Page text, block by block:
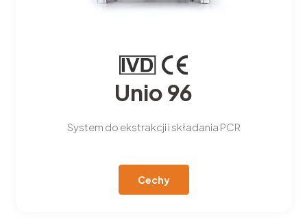
Unio 96
System do ekstrakcji i składania PCR
Cechy